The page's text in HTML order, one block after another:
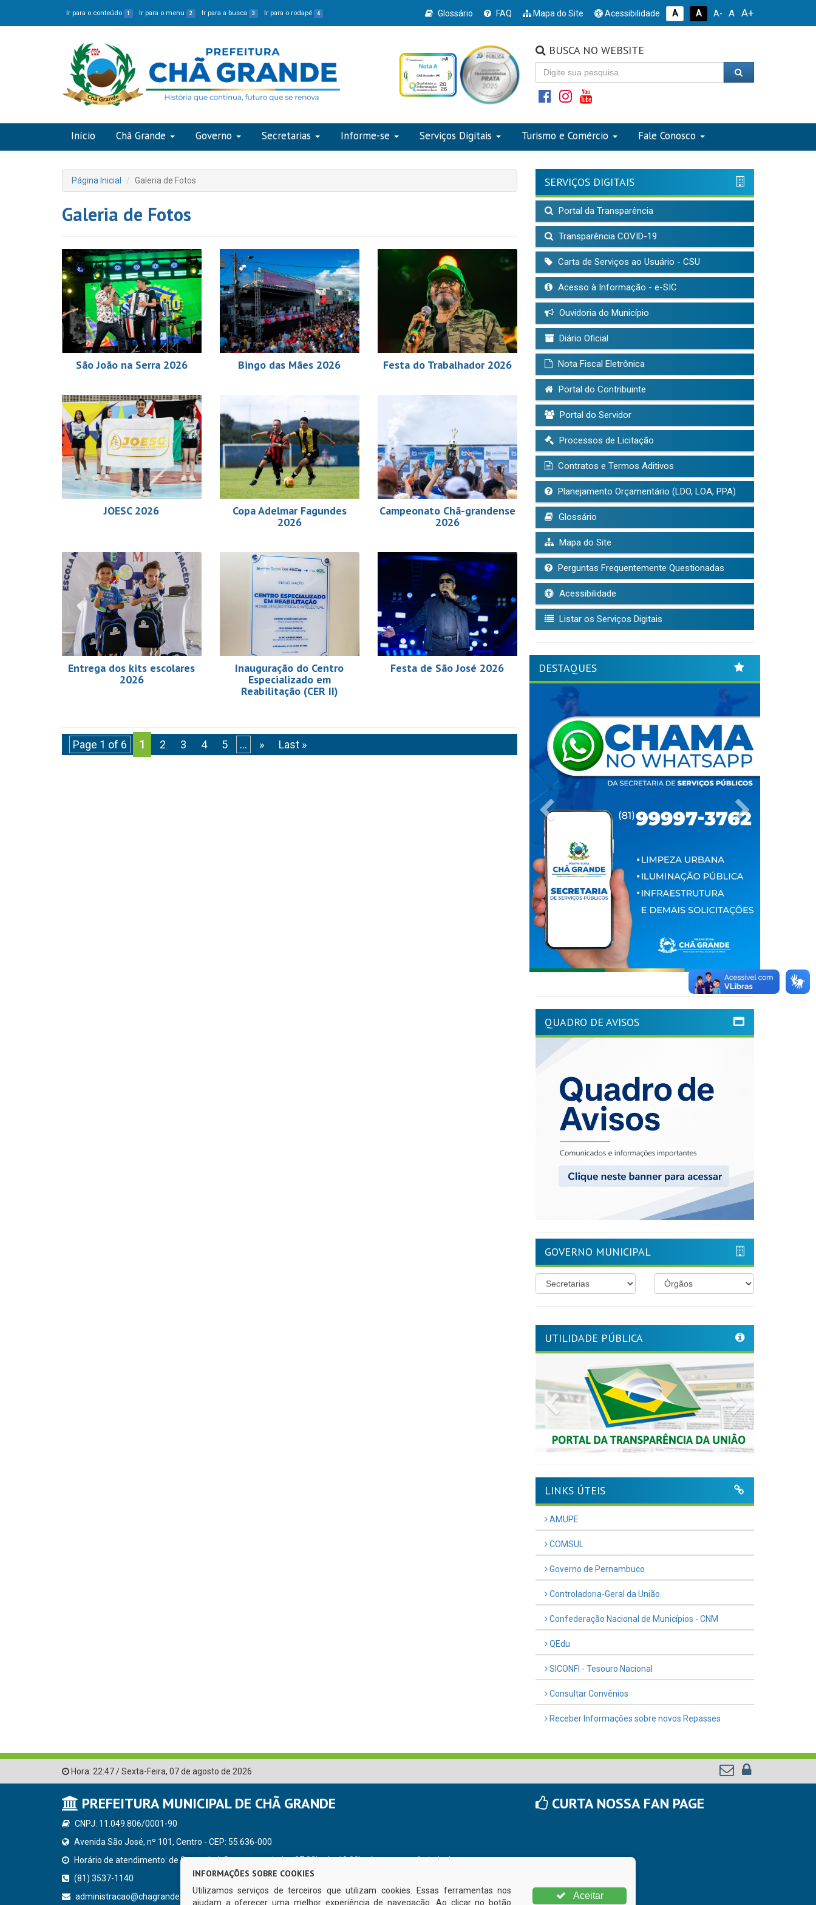
Ir para o conteúdo 1 Ir para o menu 2 Ir para a busca 3 Ir para o rodapé 4 Glossário FAQ Mapa do Site Acessibilidade A A A- A A+
BUSCA NO WEBSITE
Início Chã Grande Governo Secretarias Informe-se Serviços Digitais Turismo e Comércio Fale Conosco
Página Inicial Galeria de Fotos
Galeria de Fotos
São João na Serra 2026 Bingo das Mães 2026 Festa do Trabalhador 2026
JOESC 2026
Copa Adelmar Fagundes
2026
Campeonato Chã-grandense
2026
Entrega dos kits escolares
2026
Inauguração do Centro
Especializado em
Reabilitação (CER II)
Festa de São José 2026
Page 1 of 6 1 2 3 4 5 ... » Last »
SERVIÇOS DIGITAIS
Portal da Transparência
Transparência COVID-19
Carta de Serviços ao Usuário - CSU
Acesso à Informação - e-SIC
Ouvidoria do Município
Diário Oficial
Nota Fiscal Eletrônica
Portal do Contribuinte
Portal do Servidor
Processos de Licitação
Contratos e Termos Aditivos
Planejamento Orçamentário (LDO, LOA, PPA)
Glossário
Mapa do Site
Perguntas Frequentemente Questionadas
Acessibilidade
Listar os Serviços Digitais
DESTAQUES
Previous
QUADRO DE AVISOS
GOVERNO MUNICIPAL
UTILIDADE PÚBLICA
Previous
LINKS ÚTEIS
AMUPE
COMSUL
Governo de Pernambuco
Controladoria-Geral da União
Confederação Nacional de Municípios - CNM
QEdu
SICONFI - Tesouro Nacional
Consultar Convênios
Receber Informações sobre novos Repasses
Hora: 22:47/Sexta-Feira, 07 de agosto de 2026
PREFEITURA MUNICIPAL DE CHÃ GRANDE
CNPJ: 11.049.806/0001-90
Avenida São José, nº 101, Centro - CEP: 55.636-000
Horário de atendimento: de Segunda à Sexta, a partir das 07:00hs às 13:00hs (exceto nos feriados)
(81) 3537-1140
administracao@chagrande.pe.gov.br
CURTA NOSSA FAN PAGE
INFORMAÇÕES SOBRE COOKIES
Utilizamos serviços de terceiros que utilizam cookies. Essas ferramentas nos
ajudam a oferecer uma melhor experiência de navegação. Ao clicar no botão
Aceitar